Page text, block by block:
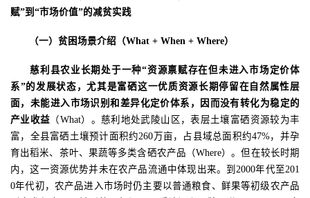
赋”到“市场价值”的减贫实践
（一）贫困场景介绍（What + When + Where）
慈利县农业长期处于一种“资源禀赋存在但未进入市场定价体
系”的发展状态，尤其是富硒这一优质资源长期停留在自然属性层
面，未能进入市场识别和差异化定价体系，因而没有转化为稳定的
产业收益 （What）。慈利地处武陵山区，表层土壤富硒资源较为丰
富，全县富硒土壤预计面积约260 万亩，占县域总面积约47%，并孕
育出稻米、茶叶、果蔬等多类含硒农产品（Where）。但在较长时期
内，这一资源优势并未在农产品流通中体现出来。到2000年代至201
0年代初，农产品进入市场时仍主要以普通粮食、鲜果等初级农产品